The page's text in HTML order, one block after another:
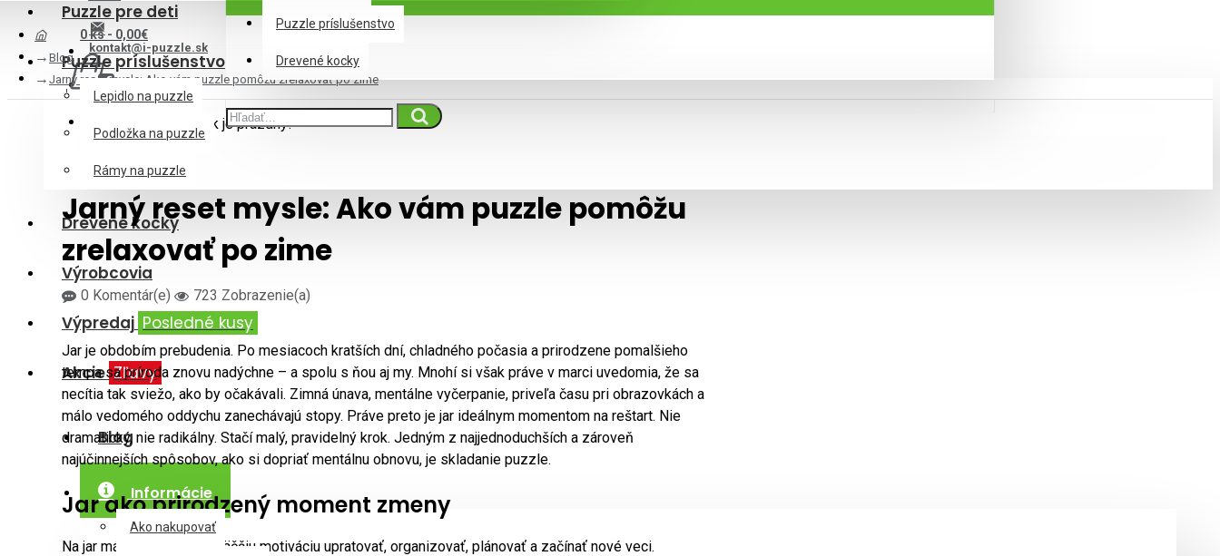
kontakt@i-puzzle.sk
Puzzle príslušenstvo
Drevené kocky
0 ks - 0,00€
Váš nákupný košík je prázdny!
Puzzle pre deti
Puzzle príslušenstvo
Lepidlo na puzzle
Podložka na puzzle
Rámy na puzzle
Drevené kocky
Výrobcovia
Výpredaj Posledné kusy
Akcie Zľavy
Blog
Informácie
Ako nakupovať
Blog
Jarný reset mysle: Ako vám puzzle pomôžu zrelaxovať po zime
Jarný reset mysle: Ako vám puzzle pomôžu
zrelaxovať po zime
0 Komentár(e) 723 Zobrazenie(a)
Jar je obdobím prebudenia. Po mesiacoch kratších dní, chladného počasia a prirodzene pomalšieho
tempa sa príroda znovu nadýchne – a spolu s ňou aj my. Mnohí si však práve v marci uvedomia, že sa
necítia tak sviežo, ako by očakávali. Zimná únava, mentálne vyčerpanie, priveľa času pri obrazovkách a
málo vedomého oddychu zanechávajú stopy. Práve preto je jar ideálnym momentom na reštart. Nie
dramatický, nie radikálny. Stačí malý, pravidelný krok. Jedným z najjednoduchších a zároveň
najúčinnejších spôsobov, ako si dopriať mentálnu obnovu, je skladanie puzzle.
Jar ako prirodzený moment zmeny
Na jar máme prirodzene väčšiu motiváciu upratovať, organizovať, plánovať a začínať nové veci.